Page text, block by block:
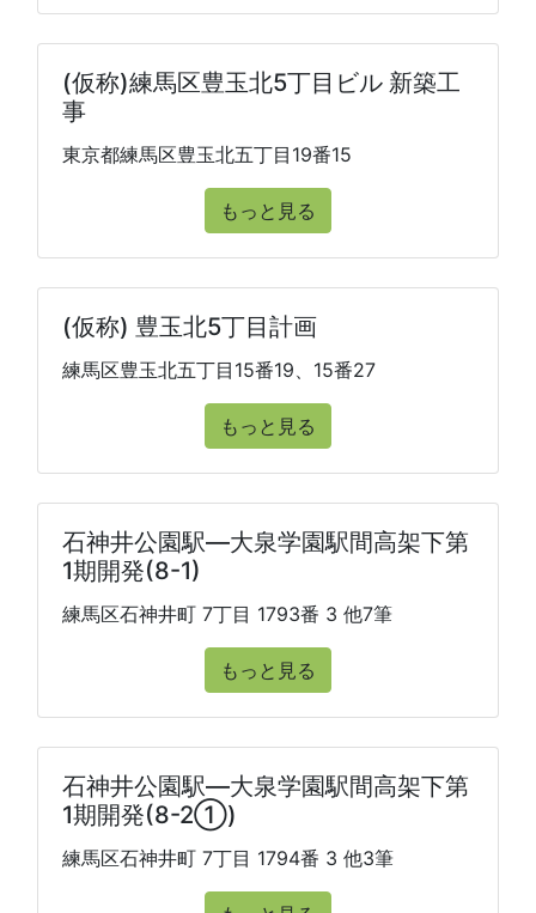
(仮称)練馬区豊玉北5丁目ビル 新築工
事
東京都練馬区豊玉北五丁目19番15
もっと見る
(仮称) 豊玉北5丁目計画
練馬区豊玉北五丁目15番19、15番27
もっと見る
石神井公園駅―大泉学園駅間高架下第
1期開発(8-1)
練馬区石神井町 7丁目 1793番 3 他7筆
もっと見る
石神井公園駅―大泉学園駅間高架下第
1期開発(8-2①)
練馬区石神井町 7丁目 1794番 3 他3筆